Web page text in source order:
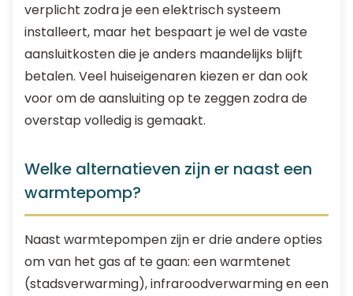
verplicht zodra je een elektrisch systeem
installeert, maar het bespaart je wel de vaste
aansluitkosten die je anders maandelijks blijft
betalen. Veel huiseigenaren kiezen er dan ook
voor om de aansluiting op te zeggen zodra de
overstap volledig is gemaakt.
Welke alternatieven zijn er naast een
warmtepomp?
Naast warmtepompen zijn er drie andere opties
om van het gas af te gaan: een warmtenet
(stadsverwarming), infraroodverwarming en een